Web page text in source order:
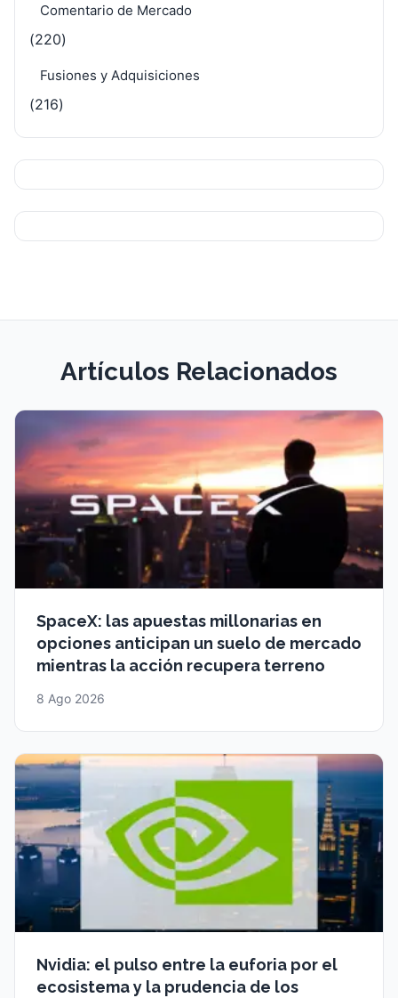
Comentario de Mercado
(220)
Fusiones y Adquisiciones
(216)
Artículos Relacionados
SpaceX: las apuestas millonarias en
opciones anticipan un suelo de mercado
mientras la acción recupera terreno
8 Ago 2026
Nvidia: el pulso entre la euforia por el
ecosistema y la prudencia de los